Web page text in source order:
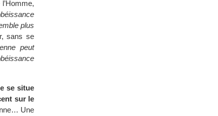
plus
sans se
peut
se situe
sur le
Une